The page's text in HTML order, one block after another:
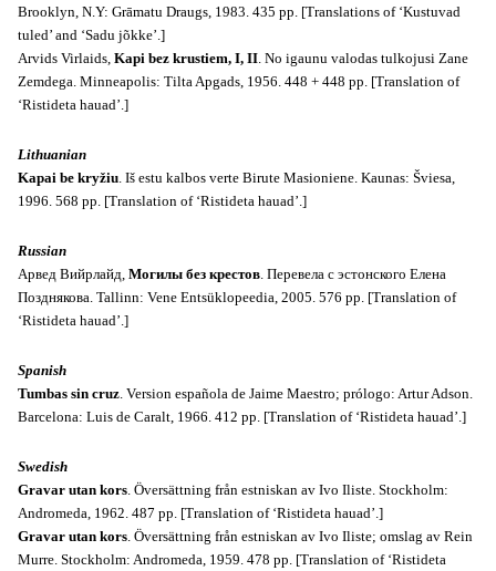
Brooklyn, N.Y: Grāmatu Draugs, 1983. 435 pp. [Translations of ‘Kustuvad
tuled’ and ‘Sadu jõkke’.]
Arvids Virlaids, Kapi bez krustiem, I, II. No igaunu valodas tulkojusi Zane
Zemdega. Minneapolis: Tilta Apgads, 1956. 448 + 448 pp. [Translation of
‘Ristideta hauad’.]
Lithuanian
Kapai be kryžiu. Iš estu kalbos verte Birute Masioniene. Kaunas: Šviesa,
1996. 568 pp. [Translation of ‘Ristideta hauad’.]
Russian
Арвед Вийрлайд, Могилы без крестов. Перевела с эстонского Елена
Позднякова. Tallinn: Vene Entsüklopeedia, 2005. 576 pp. [Translation of
‘Ristideta hauad’.]
Spanish
Tumbas sin cruz. Version española de Jaime Maestro; prólogo: Artur Adson.
Barcelona: Luis de Caralt, 1966. 412 pp. [Translation of ‘Ristideta hauad’.]
Swedish
Gravar utan kors. Översättning från estniskan av Ivo Iliste. Stockholm:
Andromeda, 1962. 487 pp. [Translation of ‘Ristideta hauad’.]
Gravar utan kors. Översättning från estniskan av Ivo Iliste; omslag av Rein
Murre. Stockholm: Andromeda, 1959. 478 pp. [Translation of ‘Ristideta